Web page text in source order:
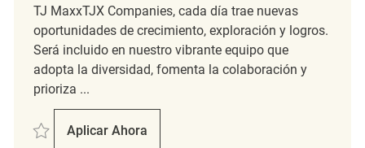
TJ MaxxTJX Companies, cada día trae nuevas
oportunidades de crecimiento, exploración y logros.
Será incluido en nuestro vibrante equipo que
adopta la diversidad, fomenta la colaboración y
prioriza ...
Salvar Merchandising Associate REQ128003
Aplicar Ahora
Merchandising Associate